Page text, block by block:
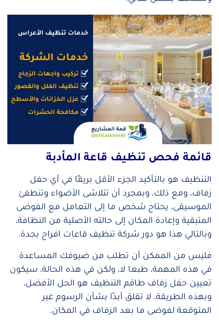
قائمة فحص تنظيف قاعة المأدبة
التنظيف هو بالتأكيد الجزء الأقل بريقًا في أي حفل
زفاف، ومع ذلك، وبمجرد أن تتلاشى الأضواء وتنطفئ
الموسيقى، يحتاج شخص ما إلى التعامل مع الفوضى
المتبقية وإعادة المكان إلى حالته الأصلية من النظافة،
وبالتالي هذا هو دور شركة تنظيف قاعات افراح بجدة.
فليس من الممكن أن تطلب من ضيوفك المساعدة
في هذه المهمة، طبعا لا، ولكن في هذه الحالة، سيكون
تعيين حفل زفاف طاقم التنظيف هو الحل الأفضل،
وبهذه الطريقة، لا تقلق أبدًا بشأن الرسوم غير
المتوقعة لفوضى ما بعد الزفاف في المكان.